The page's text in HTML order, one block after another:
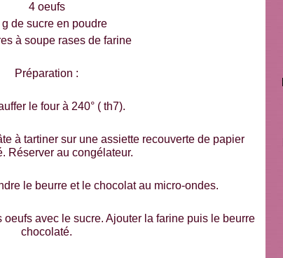
4 oeufs
g de sucre en poudre
à soupe rases de farine
Préparation :
le four à 240° ( th7).
à tartiner sur une assiette recouverte de papier
Réserver au congélateur.
le beurre et le chocolat au micro-ondes.
oeufs avec le sucre. Ajouter la farine puis le beurre
chocolaté.